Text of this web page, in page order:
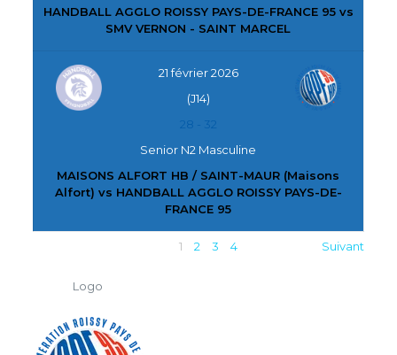
HANDBALL AGGLO ROISSY PAYS-DE-FRANCE 95 vs
SMV VERNON - SAINT MARCEL
21 février 2026
(J14)
28
32
Senior N2 Masculine
MAISONS ALFORT HB / SAINT-MAUR (Maisons
Alfort) vs HANDBALL AGGLO ROISSY PAYS-DE-
FRANCE 95
1 2 3 4 Suivant
Logo